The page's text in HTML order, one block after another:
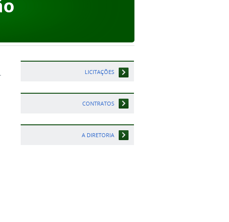
LICITAÇÕES
CONTRATOS
A DIRETORIA